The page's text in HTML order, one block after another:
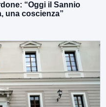
“Oggi il Sannio
una coscienza”